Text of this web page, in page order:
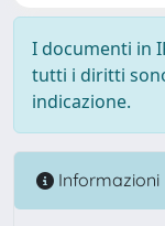
I documenti in
tutti i diritti
indicazione.
Informazioni